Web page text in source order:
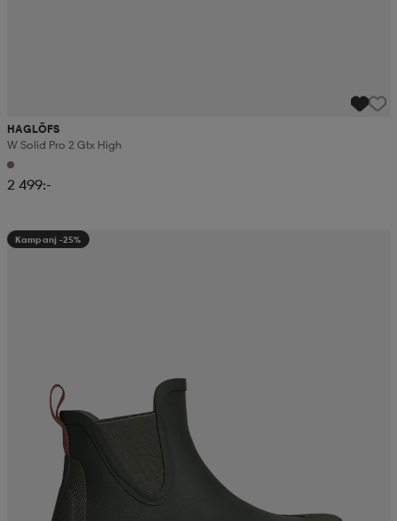
HAGLÖFS
W Solid Pro 2 Gtx High
2 499:-
Kampanj -25%